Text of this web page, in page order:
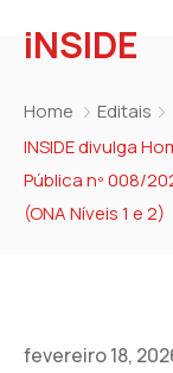
iNSIDE
Home
Editais
INSIDE divulga
Pública nº 008/
(ONA Níveis 1 e 2)
fevereiro 18,